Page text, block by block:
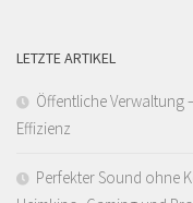
LETZTE ARTIKEL
Öffentliche Verwaltung
Effizienz
Perfekter Sound ohne